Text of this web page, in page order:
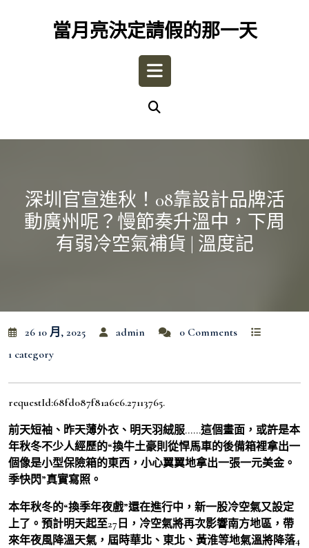
當月亮決定請假的那一天
Open
深圳官宣進秋！08靠設計品牌活
動廣州呢？慢節奏升溫中，下周
有弱冷空氣補貨 | 溫度記
26 10 月, 2025 admin
0 Comments
1 category
requestId:68fd087f81a6e6.27113765.
前天短袖、昨天薄外衣、明天羽絨服……這個畫面，或許是本
年秋冬不少人經歷的“換牛土豪則從悍馬車的後備箱裡拿出一
個像是小型保險箱的東西，小心翼翼地拿出一張一元美金。
季快閃”真實寫照。
本年秋冬的“換季年夜戲”還在進行中，新一股冷空氣又設定
上了。預計明天起至27日，冷空氣將再次影響南方地區，帶
來年夜風降溫天氣，屆時華北、東北、黃淮等地氣溫將降落4